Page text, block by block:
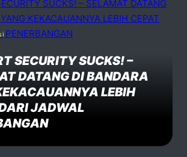
SECURITY SUCKS! –
DATANG DI BANDARA
LEBIH
JADWAL